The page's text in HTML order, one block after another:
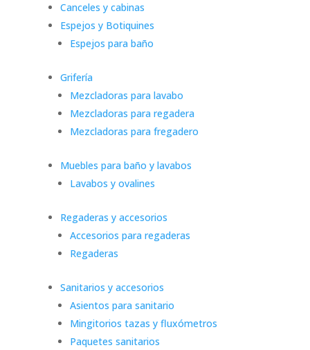
Canceles y cabinas
Espejos y Botiquines
Espejos para baño
Grifería
Mezcladoras para lavabo
Mezcladoras para regadera
Mezcladoras para fregadero
Muebles para baño y lavabos
Lavabos y ovalines
Regaderas y accesorios
Accesorios para regaderas
Regaderas
Sanitarios y accesorios
Asientos para sanitario
Mingitorios tazas y fluxómetros
Paquetes sanitarios